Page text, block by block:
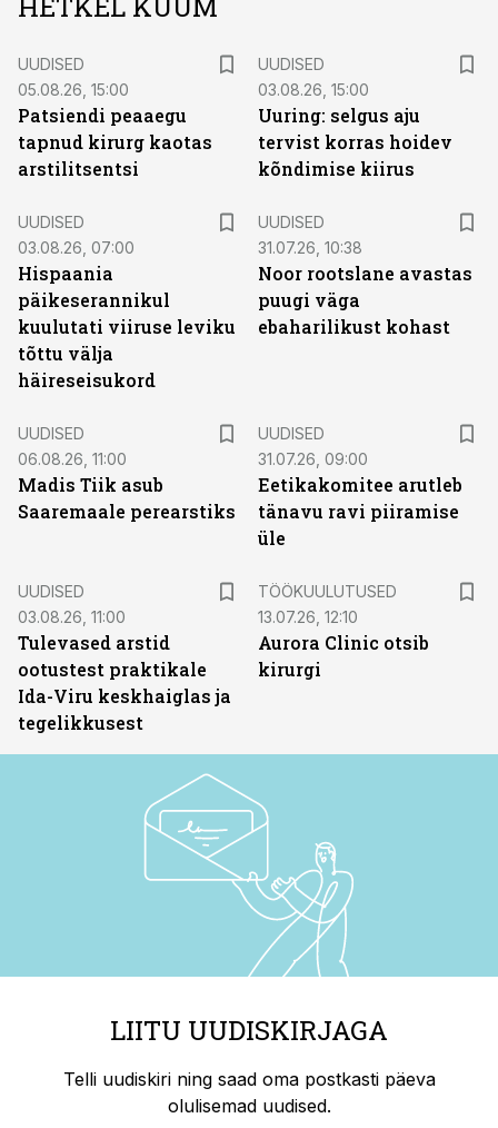
UUDISED
05.08.26, 15:00
Patsiendi peaaegu
tapnud kirurg kaotas
arstilitsentsi
UUDISED
03.08.26, 15:00
Uuring: selgus aju
tervist korras hoidev
kõndimise kiirus
UUDISED
03.08.26, 07:00
Hispaania
päikeserannikul
kuulutati viiruse leviku
tõttu välja
häireseisukord
UUDISED
31.07.26, 10:38
Noor rootslane avastas
puugi väga
ebaharilikust kohast
UUDISED
06.08.26, 11:00
Madis Tiik asub
Saaremaale perearstiks
UUDISED
31.07.26, 09:00
Eetikakomitee arutleb
tänavu ravi piiramise
üle
UUDISED
03.08.26, 11:00
Tulevased arstid
ootustest praktikale
Ida-Viru keskhaiglas ja
tegelikkusest
TÖÖKUULUTUSED
13.07.26, 12:10
Aurora Clinic otsib
kirurgi
LIITU UUDISKIRJAGA
Telli uudiskiri ning saad oma postkasti päeva
olulisemad uudised.